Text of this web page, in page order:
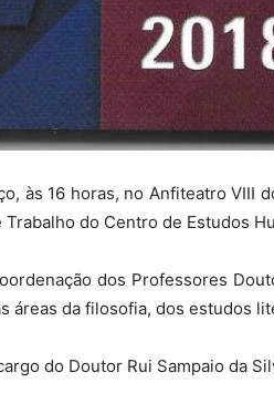
às 16 horas, no Anfiteatro VIII
do Centro de Estudos
dos Professores
áreas da filosofia, dos estudos
do Doutor Rui Sampaio da